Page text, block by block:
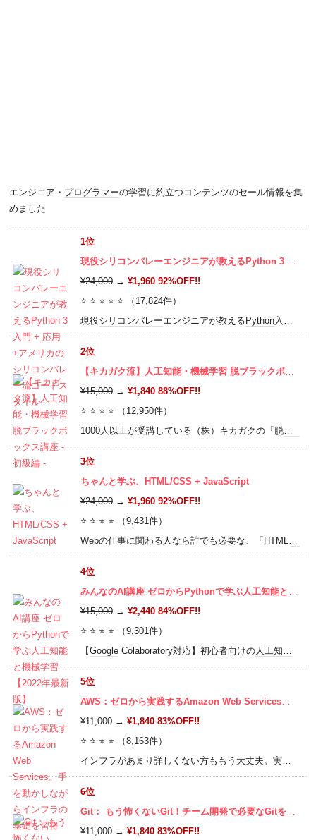
エンジニア・ プログラマーの学習に約立つコンテンツのセール情報を集
めました
1位
現役シリコンバレーエンジニアが教えるPython 3 入門 + 応用 +アメリカのシリコンバレー流コードスタイル
¥24,000→ ¥1,960 92%OFF!!
⭐ ⭐ ⭐ ⭐ ⭐ （17,824件）
現役シリコンバレーエンジニアが教える Python入門！応用では、データ解析、データーベース、ネットワーク、暗号化、並列化、テスト、インフラ自動化、キューイングシステム、非同期処理など盛り沢山の内容です！
2位
【キカガク流】人工知能・機械学習 脱ブラックボックス講座 - 初級編 -
¥15,000→ ¥1,840 88%OFF!!
⭐ ⭐ ⭐ ⭐ （12,950件）
1000人以上が受講している（株）キカガクの『脱
ブラッ
3位
ちゃんと学ぶ、HTML/CSS + JavaScript
¥24,000→ ¥1,960 92%OFF!!
⭐ ⭐ ⭐ ⭐ （9,431件）
Webの仕事に関わる人なら誰でも必要な、「HTML/CSS
4位
みんなのAI講座 ゼロからPythonで学ぶ人工知能と機械学習 【2022年最新版】
¥15,000→ ¥2,440 84%OFF!!
⭐ ⭐ ⭐ ⭐ （9,301件）
【GoogleColaboratory対応】初心者向けの人工知能
5位
AWS：ゼロから実践するAmazon Web Services。手を動かしながらインフラの基礎を習得
¥11,000→ ¥1,840 83%OFF!!
⭐ ⭐ ⭐ ⭐ （8,163件）
インフラがあまり詳しくない方ももう大丈夫。実際にやってみることで、
6位
Git： もう怖くないGit！チーム開発で必要なGitを完全マスター
¥11,000→ ¥1,840 83%OFF!!